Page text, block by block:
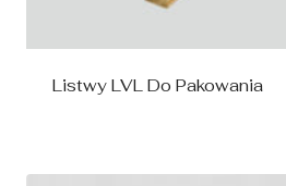
Listwy LVL Do Pakowania